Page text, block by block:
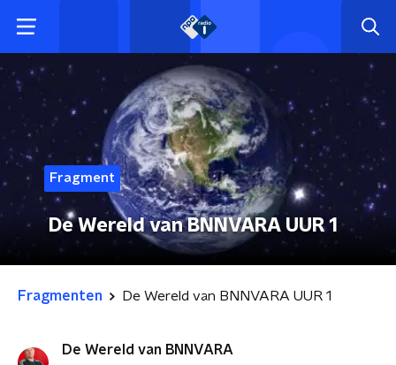
Fragment
De Wereld van BNNVARA UUR 1
Fragmenten De Wereld van BNNVARA UUR 1
De Wereld van BNNVARA